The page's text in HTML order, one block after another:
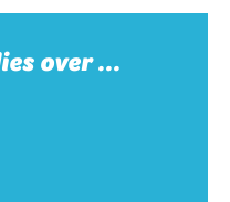
over ...